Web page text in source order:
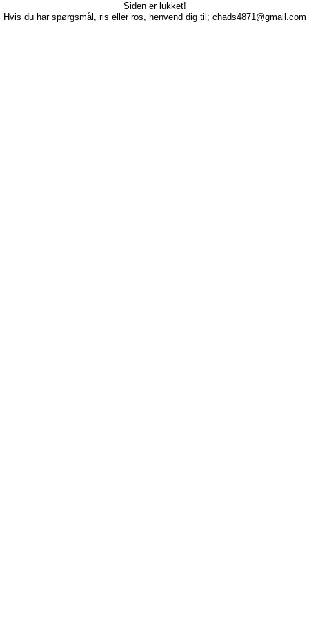
Siden er lukket!
Hvis du har spørgsmål, ris eller ros, henvend dig til; chads4871@gmail.com